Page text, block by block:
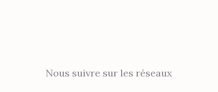
Nous suivre sur les réseaux